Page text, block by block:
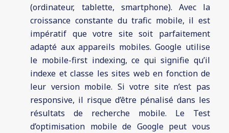
(ordinateur, tablette, smartphone). Avec la
croissance constante du trafic mobile, il est
impératif que votre site soit parfaitement
adapté aux appareils mobiles. Google utilise
le mobile-first indexing, ce qui signifie qu’il
indexe et classe les sites web en fonction de
leur version mobile. Si votre site n’est pas
responsive, il risque d’être pénalisé dans les
résultats de recherche mobile. Le Test
d’optimisation mobile de Google peut vous